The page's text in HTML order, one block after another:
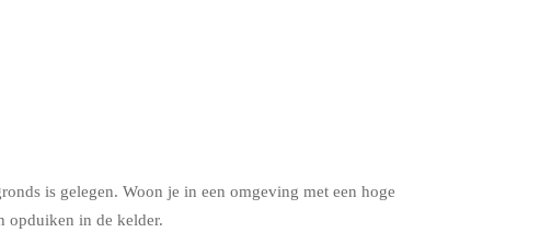
is gelegen. Woon je in een omgeving met een hoge
opduiken in de kelder.